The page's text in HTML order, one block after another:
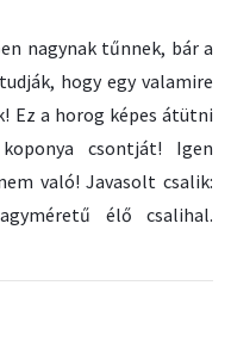
nagynak tűnnek, bár a
hogy egy valamire
Ez a horog képes átütni
csontját! Igen
való! Javasolt csalik:
élő csalihal.